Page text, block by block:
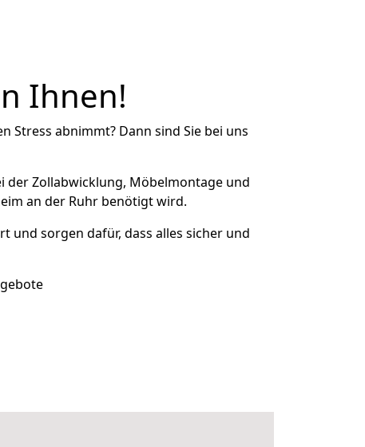
Ihnen!
Stress abnimmt? Dann sind Sie bei uns
der Zollabwicklung, Möbelmontage und
an der Ruhr benötigt wird.
und sorgen dafür, dass alles sicher und